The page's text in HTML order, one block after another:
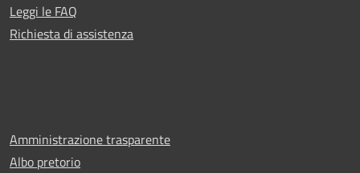
Leggi le FAQ
Richiesta di assistenza
Amministrazione trasparente
Albo pretorio